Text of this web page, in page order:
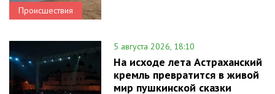
Происшествия
5 августа 2026, 18:10
На исходе лета Астраханский
кремль превратится в живой
мир пушкинской сказки